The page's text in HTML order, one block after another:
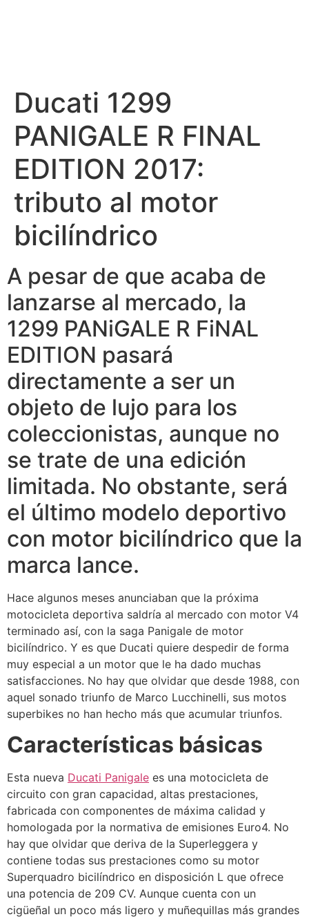
Ducati 1299
PANIGALE R FINAL
EDITION 2017:
tributo al motor
bicilíndrico
A pesar de que acaba de
lanzarse al mercado, la
1299 PANiGALE R FiNAL
EDITION pasará
directamente a ser un
objeto de lujo para los
coleccionistas, aunque no
se trate de una edición
limitada. No obstante, será
el último modelo deportivo
con motor bicilíndrico que la
marca lance.
Hace algunos meses anunciaban que la próxima
motocicleta deportiva saldría al mercado con motor V4
terminado así, con la saga Panigale de motor
bicilíndrico. Y es que Ducati quiere despedir de forma
muy especial a un motor que le ha dado muchas
satisfacciones. No hay que olvidar que desde 1988, con
aquel sonado triunfo de Marco Lucchinelli, sus motos
superbikes no han hecho más que acumular triunfos.
Características básicas
Esta nueva Ducati Panigale es una motocicleta de
circuito con gran capacidad, altas prestaciones,
fabricada con componentes de máxima calidad y
homologada por la normativa de emisiones Euro4. No
hay que olvidar que deriva de la Superleggera y
contiene todas sus prestaciones como su motor
Superquadro bicilíndrico en disposición L que ofrece
una potencia de 209 CV. Aunque cuenta con un
cigüeñal un poco más ligero y muñequillas más grandes